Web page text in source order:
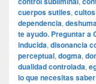
cuerpos sutiles, cultos
dependencia,
te ayudo. Preguntar a
inducida, disonancia
perceptual, dogma,
dualidad controlada,
lo que necesitas